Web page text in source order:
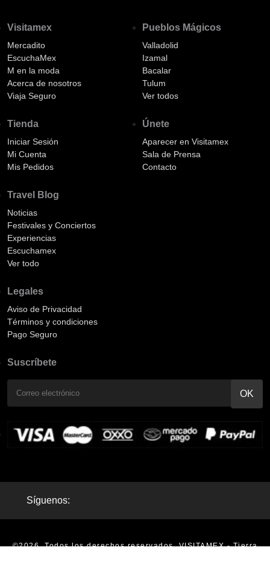
Visitamex
Mercadito
EscuchaMex
M en la moda
Acerca de nosotros
Viaja Seguro
Tienda
Iniciar Sesión
Mi Cuenta
Mis Pedidos
Pueblos Mágicos
Valladolid
Izamal
Bacalar
Tulum
Ver todos
Únete
Aparecer en Visitamex
Sala de Prensa
Contacto
Travel Blog
Noticias
Festivales y Conciertos
Experiencias
Escuchamex
Ver todo
Legales
Aviso de Privacidad
Términos y condiciones
Pago Seguro
Suscríbete
Síguenos:
©2026. Todos los derechos reservados. VISITAMEX - Tierra